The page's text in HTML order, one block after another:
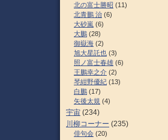
北の富士勝昭 (11)
北青鵬 治 (6)
大砂嵐 (6)
大鵬 (28)
御嶽海 (2)
旭大星託也 (3)
照ノ富士春雄 (6)
王鵬幸之介 (2)
琴紺野優紀 (13)
白鵬 (17)
矢後太規 (4)
宇宙 (234)
川柳コーナー (235)
俳句会 (20)